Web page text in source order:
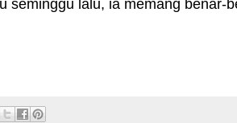
seminggu lalu, ia memang benar-